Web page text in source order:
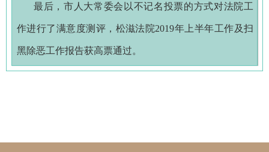
最后，市人大常委会以不记名投票的方式对法院工
作进行了满意度测评，松滋法院2019年上半年工作及扫
黑除恶工作报告获高票通过。